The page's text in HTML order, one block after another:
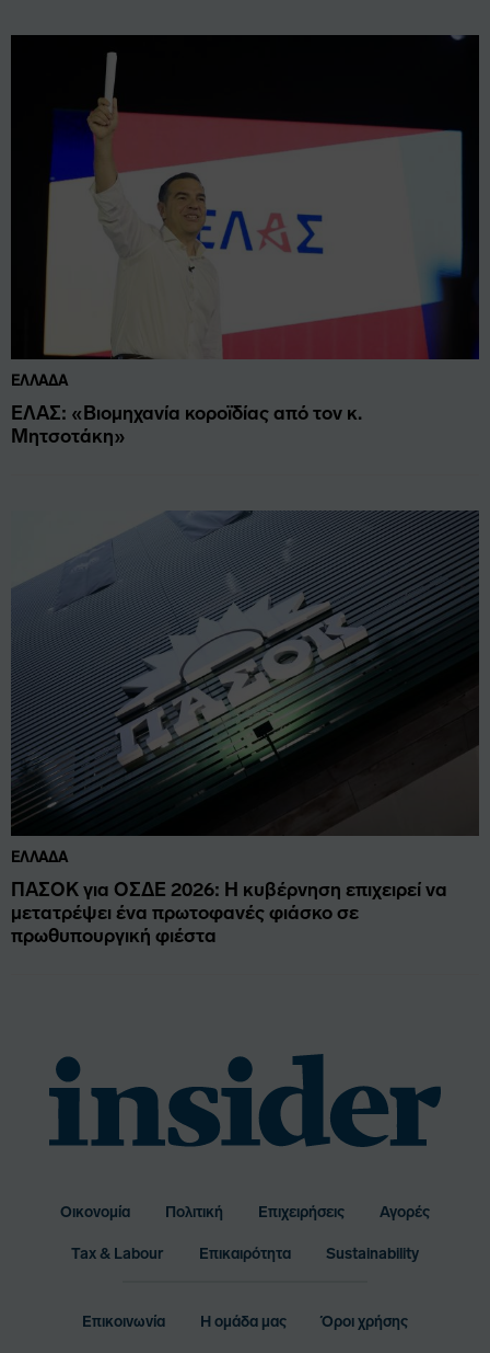
ΕΛΛΆΔΑ
ΕΛΑΣ: «Βιομηχανία κοροϊδίας από τον κ.
Μητσοτάκη»
ΕΛΛΆΔΑ
ΠΑΣΟΚ για ΟΣΔΕ 2026: Η κυβέρνηση επιχειρεί να
μετατρέψει ένα πρωτοφανές φιάσκο σε
πρωθυπουργική φιέστα
Οικονομία Πολιτική Επιχειρήσεις Αγορές
Tax & Labour Επικαιρότητα Sustainability
Επικοινωνία Η ομάδα μας Όροι χρήσης